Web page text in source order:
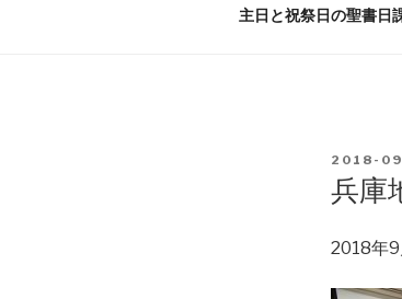
主日と祝祭日の聖書日
POSTED
ON
2018-
兵庫
2018年9